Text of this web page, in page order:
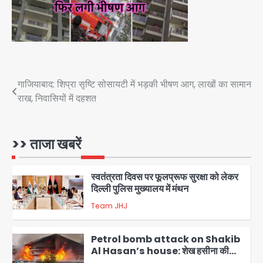
Post
navigation
गाजियाबाद: शिप्रा सृष्टि सोसायटी में भड़की भीषण आग, लाखों का सामान
राख, निवासियों में दहशत
>> ताजा खबरें
4
साल से कैंसर से जूझ रहे थे
Avinash Kumar
5
Team JHJ
1
2
स्वतंत्रता दिवस पर फूलप्रूफ सुरक्षा को लेकर
दिल्ली पुलिस मुख्यालय में मंथन
Team JHJ
Petrol bomb attack on Shakib
Al Hasan’s house: शेख हसीना की